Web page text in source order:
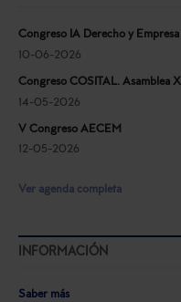
Congreso IA Derecho y
10-06-2026
Congreso COSITAL. Asamblea
14-05-2026
V Congreso AECEM
12-05-2026
Ver agenda completa
INFORMACIÓN
Saber más